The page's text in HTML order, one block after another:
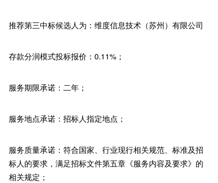
推荐第三中标候选人为：维度信息技术（苏州）有限公司
存款分润模式投标报价：0.11%；
服务期限承诺：二年；
服务地点承诺：招标人指定地点；
服务质量承诺：符合国家、行业现行相关规范、标准及招
标人的要求，满足招标文件第五章《服务内容及要求》的
相关规定；